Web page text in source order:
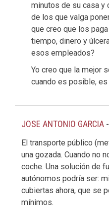
minutos de su casa y
de los que valga
que creo que los
tiempo, dinero y
esos empleados?
Yo creo que la mejor
cuando es posible,
JOSE ANTONIO GARCIA -
El transporte público
una gozada. Cuando no
coche. Una solución de
autónomos podría ser:
cubiertas ahora, que se
mínimos.